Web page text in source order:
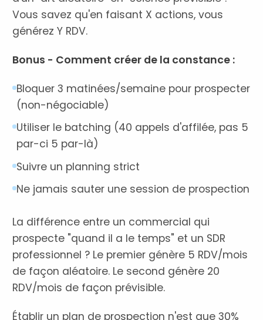
Vous savez qu'en faisant X actions, vous
générez Y RDV.
Bonus - Comment créer de la constance :
Bloquer 3 matinées/semaine pour prospecter
(non-négociable)
Utiliser le batching (40 appels d'affilée, pas 5
par-ci 5 par-là)
Suivre un planning strict
Ne jamais sauter une session de prospection
La différence entre un commercial qui
prospecte "quand il a le temps" et un SDR
professionnel ? Le premier génère 5 RDV/mois
de façon aléatoire. Le second génère 20
RDV/mois de façon prévisible.
Établir un plan de prospection n'est que 30%